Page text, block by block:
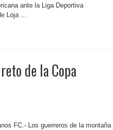
ante la Liga Deportiva
Loja ...
de la Copa
FC.- Los guerreros de la montaña